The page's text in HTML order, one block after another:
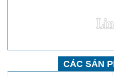
CÁC SẢN